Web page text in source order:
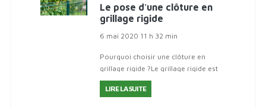
Le pose d'une clôture en
grillage rigide
6 mai 2020 11 h 32 min
Pourquoi choisir une clôture en
grillage rigide ?Le grillage rigide est
sans aucun doute le modèle le plus
adopté pour clôturer le jardin dans
LIRE LA SUITE